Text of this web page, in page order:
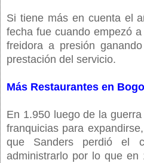
Si tiene más en cuenta el
fecha fue cuando empezó
freidora a presión
prestación del servicio.
Más Restaurantes en
En 1.950 luego de la
franquicias para
que Sanders perdió el
administrarlo por lo que en